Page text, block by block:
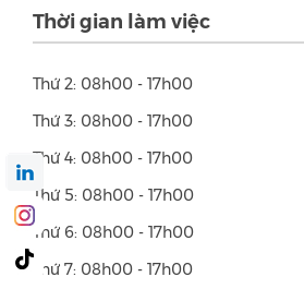
Thời gian làm việc
Thứ 2: 08h00 - 17h00
Thứ 3: 08h00 - 17h00
Thứ 4: 08h00 - 17h00
Thứ 5: 08h00 - 17h00
Thứ 6: 08h00 - 17h00
Thứ 7: 08h00 - 17h00